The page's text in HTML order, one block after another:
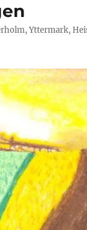
Yttermark,